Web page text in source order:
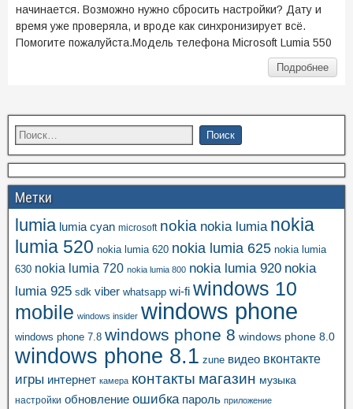
начинается. Возможно нужно сбросить настройки? Дату и
время уже проверяла, и вроде как синхронизирует всё.
Помогите пожалуйста.Модель телефона Microsoft Lumia 550
Подробнее
Метки
lumia lumia cyan microsoft nokia nokia lumia nokia
lumia 520 nokia lumia 620 nokia lumia 625 nokia lumia
630 nokia lumia 720 nokia lumia 800 nokia lumia 920 nokia
lumia 925 sdk viber whatsapp wi-fi windows 10
mobile windows insider windows phone
windows phone 7.8 windows phone 8 windows phone 8.0
windows phone 8.1 zune видео вконтакте
игры интернет камера контакты магазин музыка
настройки обновление ошибка пароль приложение